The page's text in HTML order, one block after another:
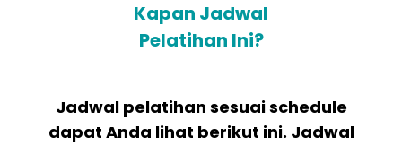
Kapan Jadwal
Pelatihan Ini?
Jadwal pelatihan sesuai schedule
dapat Anda lihat berikut ini. Jadwal